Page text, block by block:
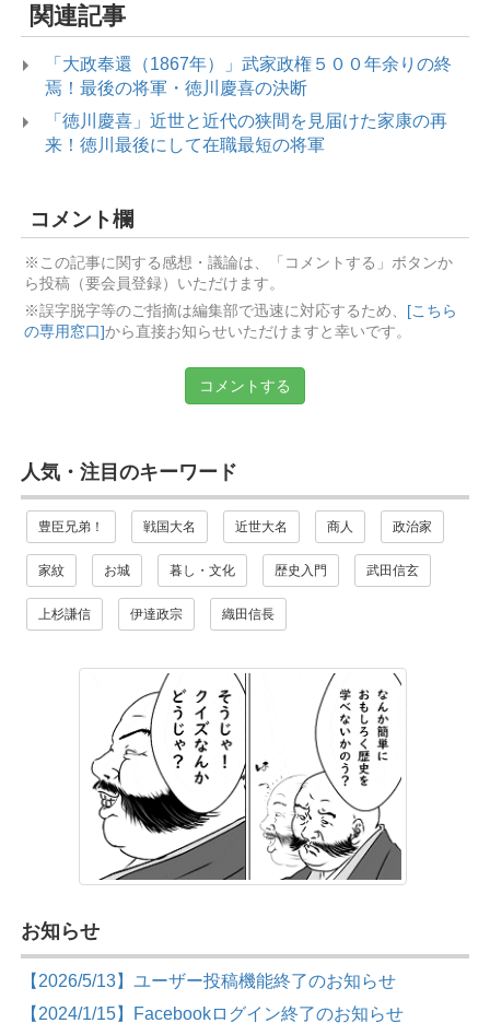
関連記事
「大政奉還（1867年）」武家政権５００年余りの終
焉！最後の将軍・徳川慶喜の決断
「徳川慶喜」近世と近代の狭間を見届けた家康の再
来！徳川最後にして在職最短の将軍
コメント欄
※この記事に関する感想・議論は、「コメントする」ボタンか
ら投稿（要会員登録）いただけます。
※誤字脱字等のご指摘は編集部で迅速に対応するため、
[こちら
の専用窓口]から直接お知らせいただけますと幸いです。
コメントする
人気・注目のキーワード
豊臣兄弟！ 戦国大名 近世大名 商人 政治家
家紋 お城 暮し・文化 歴史入門 武田信玄
上杉謙信 伊達政宗 織田信長
お知らせ
【2026/5/13】ユーザー投稿機能終了のお知らせ
【2024/1/15】Facebookログイン終了のお知らせ